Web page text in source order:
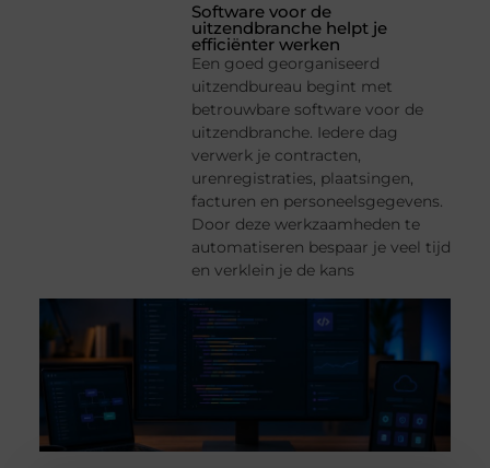
Software voor de
uitzendbranche helpt je
efficiënter werken
Een goed georganiseerd
uitzendbureau begint met
betrouwbare software voor de
uitzendbranche. Iedere dag
verwerk je contracten,
urenregistraties, plaatsingen,
facturen en personeelsgegevens.
Door deze werkzaamheden te
automatiseren bespaar je veel tijd
en verklein je de kans